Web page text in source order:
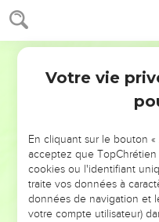
NE MANQUEZ
DE
ET SI LEURS ERREURS
Votre vie
En cliquant sur le bouton
acceptez que
cookies ou l'identifiant
traite vos données à
données de navigation et
votre compte utilisateur)